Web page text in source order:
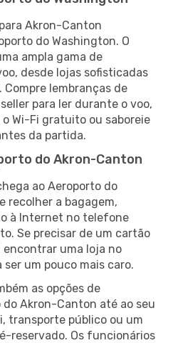
Akron-Canton
do Washington. O
ampla gama de
desde lojas sofisticadas
lembranças de
para ler durante o voo,
Wi-Fi gratuito ou saboreie
da partida.
do Akron-Canton
ao Aeroporto do
recolher a bagagem,
à Internet no telefone
Se precisar de um cartão
encontrar uma loja no
ser um pouco mais caro.
as opções de
Akron-Canton até ao seu
transporte público ou um
reservado. Os funcionários